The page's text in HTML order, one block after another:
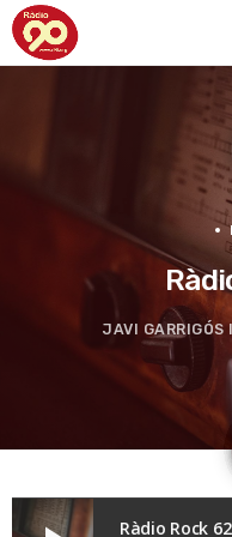
JAVI GARRIGÓS
Ràdio Rock